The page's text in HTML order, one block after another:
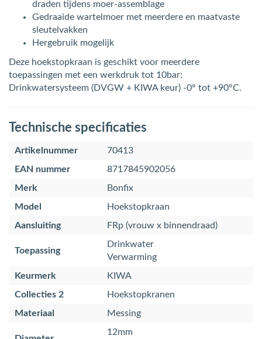
draden tijdens moer-assemblage
Gedraaide wartelmoer met meerdere en maatvaste
sleutelvakken
Hergebruik mogelijk
Deze hoekstopkraan is geschikt voor meerdere
toepassingen met een werkdruk tot 10bar:
Drinkwatersysteem (DVGW + KIWA keur) -0° tot +90°C.
Technische specificaties
Artikelnummer
70413
EAN nummer
8717845902056
Merk
Bonfix
Model
Hoekstopkraan
Aansluiting
FRp (vrouw x binnendraad)
Toepassing
Drinkwater
Verwarming
Keurmerk
KIWA
Collecties 2
Hoekstopkranen
Materiaal
Messing
12mm